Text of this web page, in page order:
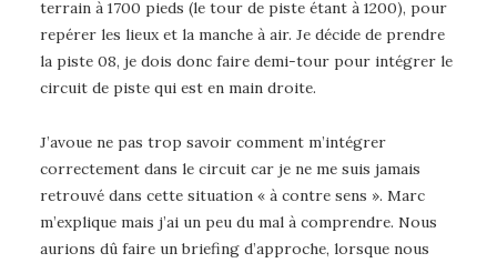
terrain à 1700 pieds (le tour de piste étant à 1200), pour
repérer les lieux et la manche à air. Je décide de prendre
la piste 08, je dois donc faire demi-tour pour intégrer le
circuit de piste qui est en main droite.
J’avoue ne pas trop savoir comment m’intégrer
correctement dans le circuit car je ne me suis jamais
retrouvé dans cette situation « à contre sens ». Marc
m’explique mais j’ai un peu du mal à comprendre. Nous
aurions dû faire un briefing d’approche, lorsque nous